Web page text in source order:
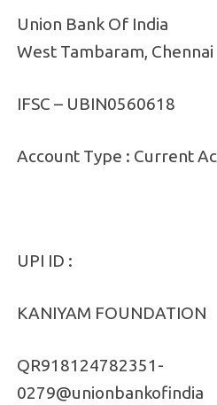
Union Bank Of India
West Tambaram, Chennai
IFSC – UBIN0560618
Account Type : Current
UPI ID :
KANIYAM FOUNDATION
QR918124782351-
0279@unionbankofindia